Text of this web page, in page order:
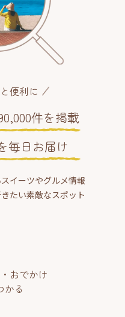
便利に
件を掲載
毎日お届け
イーツやグルメ情報
たい素敵なスポット
おでかけ
かる